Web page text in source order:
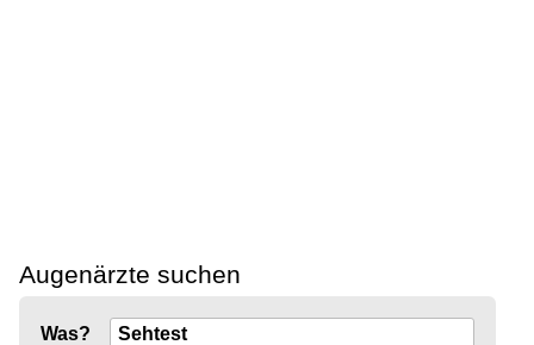
Augenärzte suchen
Was?